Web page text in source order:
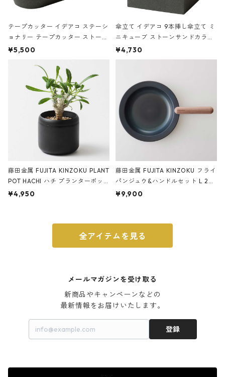
テープカッター イデアコ ステーシ
ョナリー テープカッター ストーン
サンドカラー 石調 ideaco Station
¥5,500
傘立て イデアコ 9本挿し傘立て ミ
ニキューブ ストーンサンドカラー
石調 ideaco Umbrella Stand CUB
E ストーンサンドブラック
¥4,730
藤田金属 FUJITA KINZOKU PLANT
POT HACHI ハチ プランターポッ
ト 3号 ブラック
¥4,950
藤田金属 FUJITA KINZOKU フライ
パンジュウ&ハンドルセット L 24c
m ガス火・IH対応 鉄フライパン
¥9,900
全アイテムを見る
メールマガジンを受け取る
新商品やキャンペーンなどの
最新情報をお届けいたします。
登録